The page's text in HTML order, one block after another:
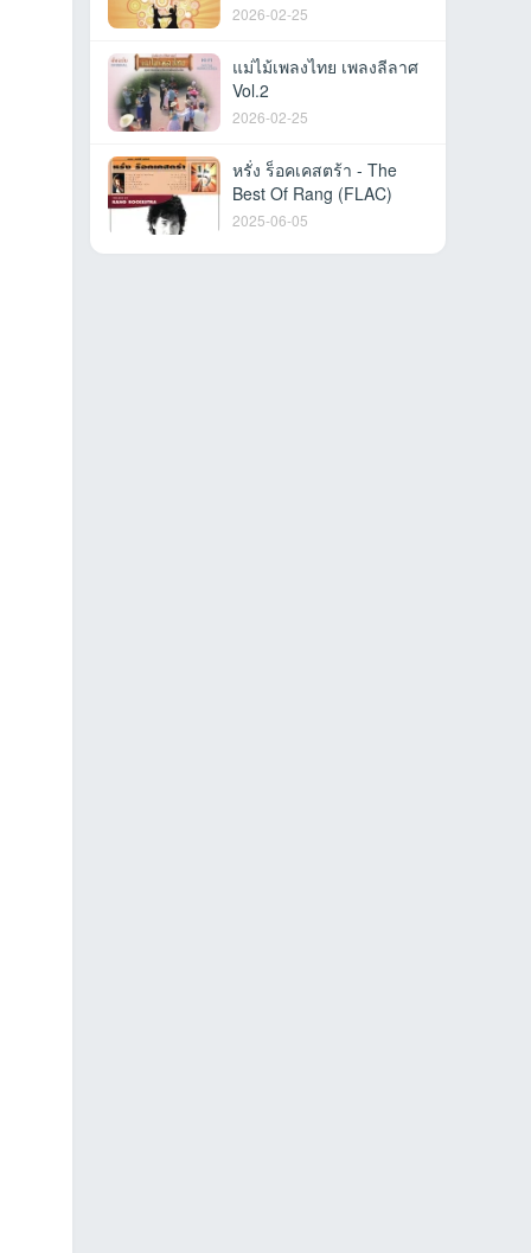
2026-02-25
แม่ไม้เพลงไทย เพลงลีลาศ
Vol.2
2026-02-25
หรั่ง ร็อคเคสตร้า - The
Best Of Rang (FLAC)
2025-06-05